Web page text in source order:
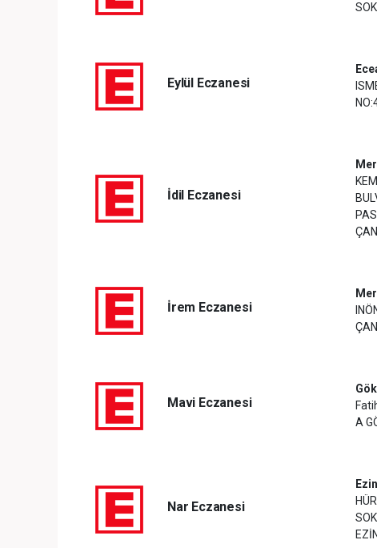
Eylül Eczanesi
İdil Eczanesi
İrem Eczanesi
Mavi Eczanesi
A
Nar Eczanesi